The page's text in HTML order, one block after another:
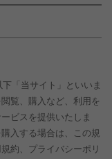
下「当サイト」といいま
覧、購入など、利用を
ビスを提供いたしま
入する場合は、この規
約、プライバシーポリ